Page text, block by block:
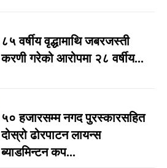
८५ वर्षीय वृद्धामाथि जबरजस्ती
करणी गरेको आरोपमा २८ वर्षीय...
५० हजारसम्म नगद पुरस्कारसहित
दोस्रो ढोरपाटन लायन्स
ब्याडमिन्टन कप...